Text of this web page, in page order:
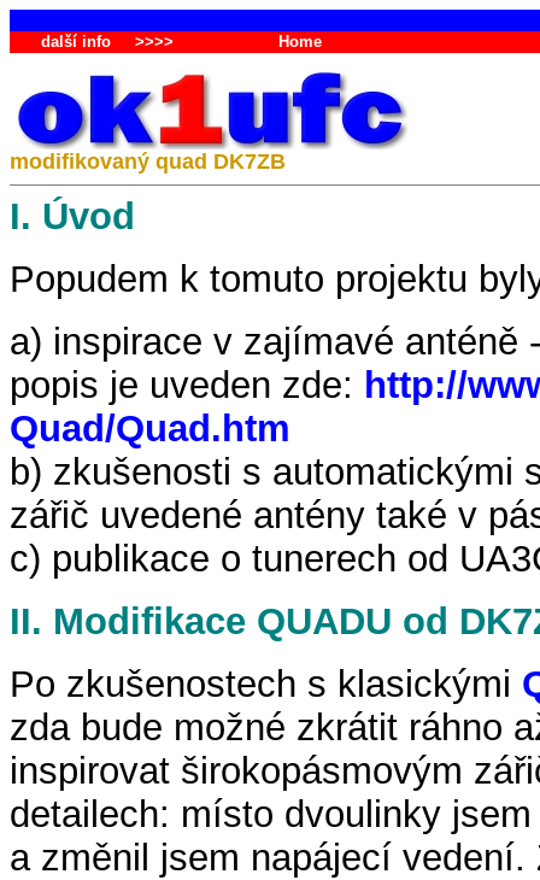
další info>>>> Home
modifikovaný quad DK7ZB
I. Úvod
Popudem k tomuto projektu
a) inspirace v zajímavé anténě
popis je uveden zde: http://
Quad/Quad.htm
b) zkušenosti s automatickými
zářič uvedené antény také v
c) publikace o tunerech od
II. Modifikace QUADU od
Po zkušenostech s klasickými
zda bude možné zkrátit ráhno
inspirovat širokopásmovým
detailech: místo dvoulinky
a změnil jsem napájecí